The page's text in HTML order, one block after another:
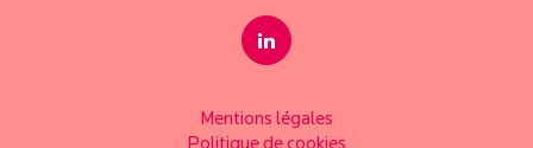
Mentions légales